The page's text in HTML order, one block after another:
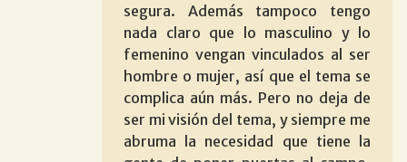
segura. Además tampoco tengo
nada claro que lo masculino y lo
femenino vengan vinculados al ser
hombre o mujer, así que el tema se
complica aún más. Pero no deja de
ser mi visión del tema, y siempre me
abruma la necesidad que tiene la